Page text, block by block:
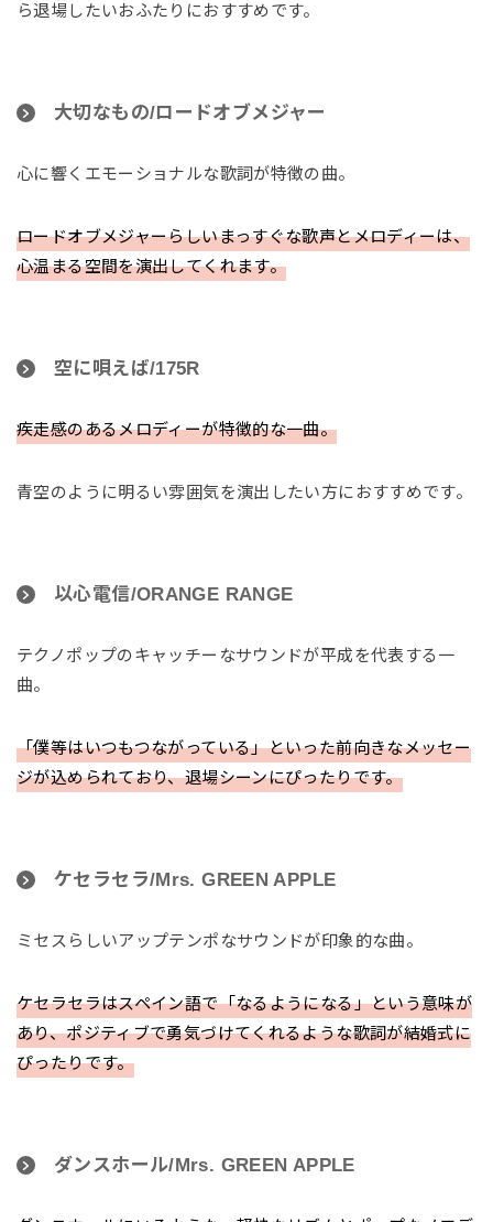
ら退場したいおふたりにおすすめです。
大切なもの/ロードオブメジャー
心に響くエモーショナルな歌詞が特徴の曲。
ロードオブメジャーらしいまっすぐな歌声とメロディーは、
心温まる空間を演出してくれます。
空に唄えば/175R
疾走感のあるメロディーが特徴的な一曲。
青空のように明るい雰囲気を演出したい方におすすめです。
以心電信/ORANGE RANGE
テクノポップのキャッチーなサウンドが平成を代表する一
曲。
「僕等はいつもつながっている」といった前向きなメッセー
ジが込められており、退場シーンにぴったりです。
ケセラセラ/Mrs. GREEN APPLE
ミセスらしいアップテンポなサウンドが印象的な曲。
ケセラセラはスペイン語で「なるようになる」という意味が
あり、ポジティブで勇気づけてくれるような歌詞が結婚式に
ぴったりです。
ダンスホール/Mrs. GREEN APPLE